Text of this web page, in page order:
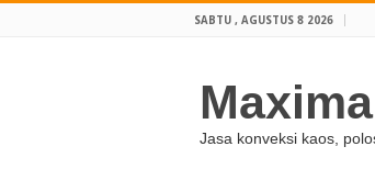
SABTU , AGUSTUS 8 2026
Jasa konveksi kaos,